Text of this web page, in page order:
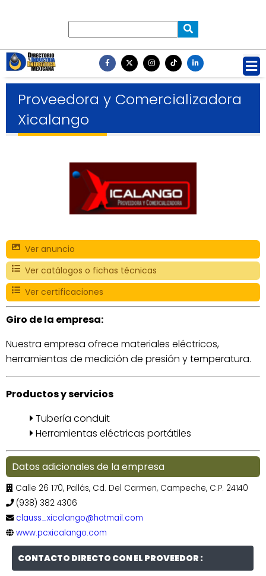
Proveedora y Comercializadora
Xicalango
Ver anuncio
Ver catálogos o fichas técnicas
Ver certificaciones
Giro de la empresa:
Nuestra empresa ofrece materiales eléctricos,
herramientas de medición de presión y temperatura.
Productos y servicios
Tubería conduit
Herramientas eléctricas portátiles
Datos adicionales de la empresa
Calle 26 170, Pallás, Cd. Del Carmen, Campeche, C.P. 24140
(938) 382 4306
clauss_xicalango@hotmail.com
www.pcxicalango.com
CONTACTO DIRECTO CON EL PROVEEDOR :